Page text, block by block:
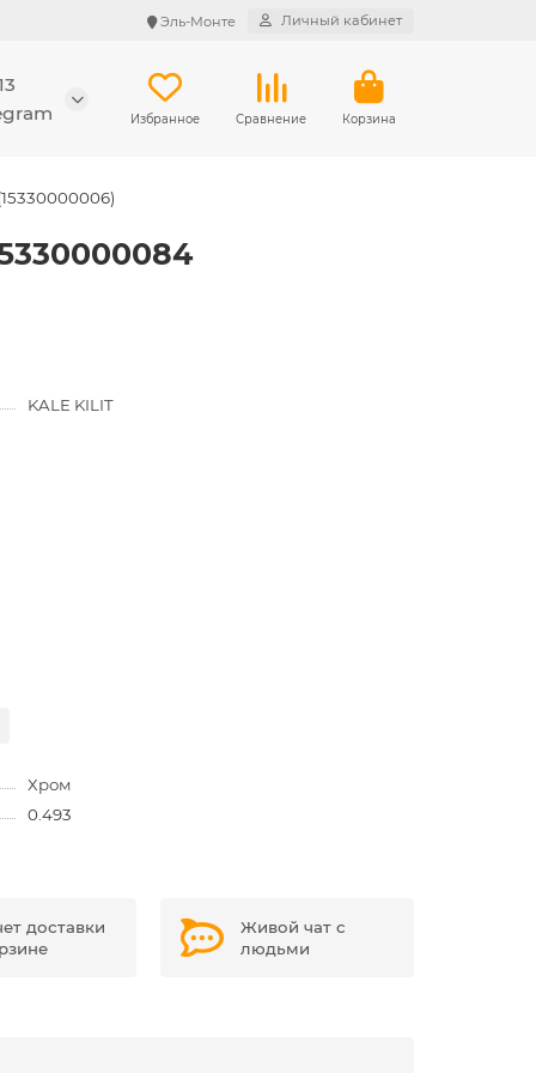
Эль-Монте Личный кабинет
Избранное Сравнение Корзина
KALE KILIT
Хром
0.493
доставки
Живой чат с
людьми